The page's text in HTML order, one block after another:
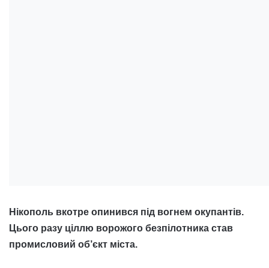
Нікополь вкотре опинився під вогнем окупантів.
Цього разу ціллю ворожого безпілотника став
промисловий об’єкт міста.